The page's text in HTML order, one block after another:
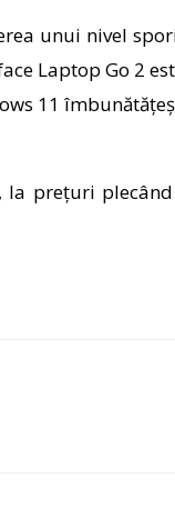
unui nivel
Laptop Go 2
11
la prețuri